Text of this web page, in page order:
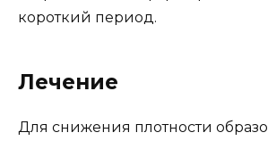
короткий период.
Лечение
Для снижения плотности